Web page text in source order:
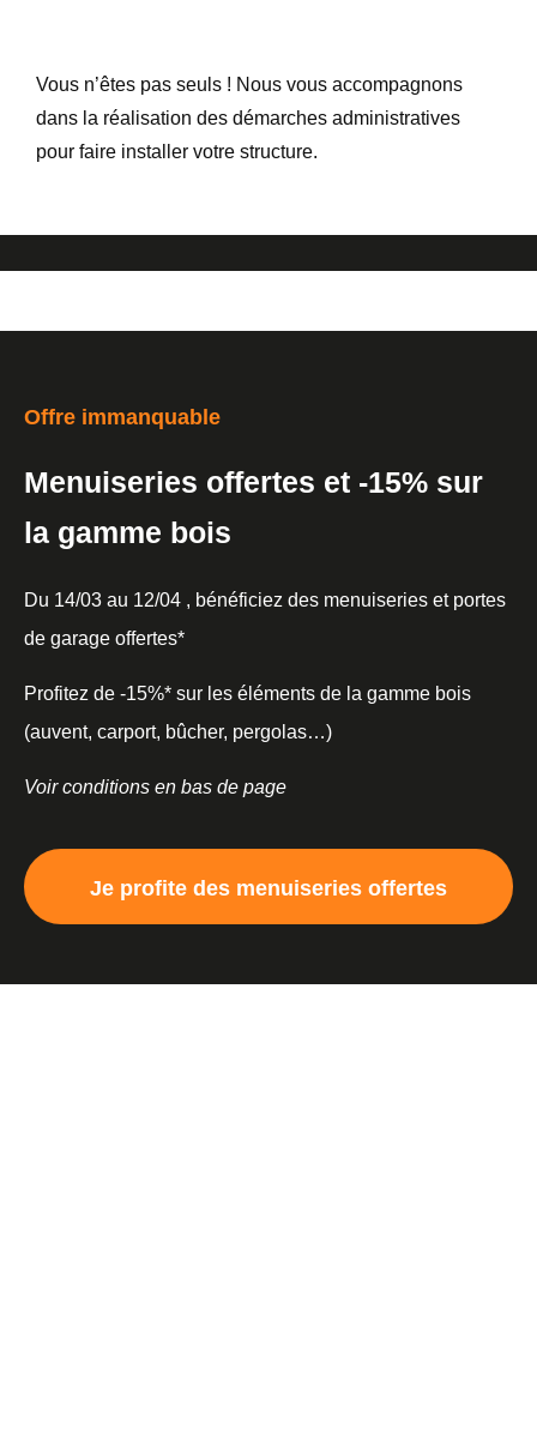
Vous n’êtes pas seuls ! Nous vous accompagnons
dans la réalisation des démarches administratives
pour faire installer votre structure.
Offre immanquable
Menuiseries offertes et -15% sur
la gamme bois
Du 14/03 au 12/04 , bénéficiez des menuiseries et portes
de garage offertes*
Profitez de -15%* sur les éléments de la gamme bois
(auvent, carport, bûcher, pergolas…)
Voir conditions en bas de page
Je profite des menuiseries offertes